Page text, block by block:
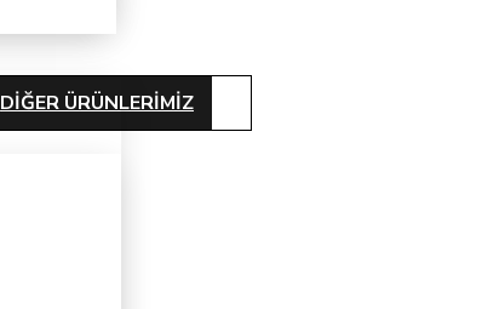
DIĞER ÜRÜNLERIMIZ